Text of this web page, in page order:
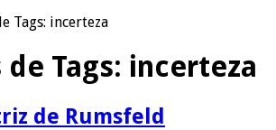
Tags: incerteza
Tags: incerteza
de Rumsfeld